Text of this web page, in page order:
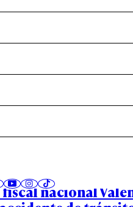
y declaración
nacional